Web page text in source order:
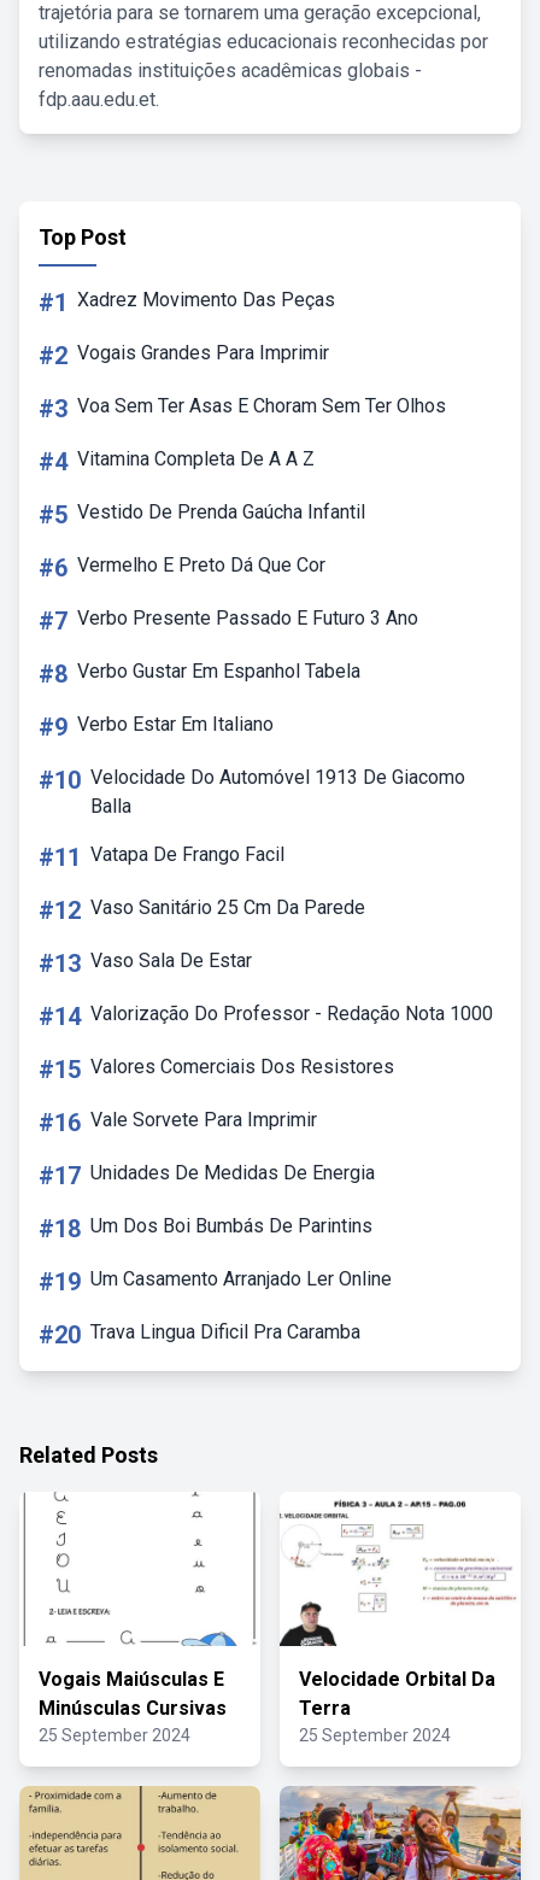
trajetória para se tornarem uma geração excepcional,
utilizando estratégias educacionais reconhecidas por
renomadas instituições acadêmicas globais -
fdp.aau.edu.et.
Top Post
#1 Xadrez Movimento Das Peças
#2 Vogais Grandes Para Imprimir
#3 Voa Sem Ter Asas E Choram Sem Ter Olhos
#4 Vitamina Completa De A A Z
#5 Vestido De Prenda Gaúcha Infantil
#6 Vermelho E Preto Dá Que Cor
#7 Verbo Presente Passado E Futuro 3 Ano
#8 Verbo Gustar Em Espanhol Tabela
#9 Verbo Estar Em Italiano
#10 Velocidade Do Automóvel 1913 De Giacomo
Balla
#11 Vatapa De Frango Facil
#12 Vaso Sanitário 25 Cm Da Parede
#13 Vaso Sala De Estar
#14 Valorização Do Professor - Redação Nota 1000
#15 Valores Comerciais Dos Resistores
#16 Vale Sorvete Para Imprimir
#17 Unidades De Medidas De Energia
#18 Um Dos Boi Bumbás De Parintins
#19 Um Casamento Arranjado Ler Online
#20 Trava Lingua Dificil Pra Caramba
Related Posts
Vogais Maiúsculas E
Minúsculas Cursivas
25 September 2024
Velocidade Orbital Da
Terra
25 September 2024